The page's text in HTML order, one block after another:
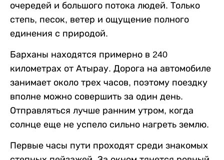
очередей и большого потока людей. Только
степь, песок, ветер и ощущение полного
единения с природой.
Барханы находятся примерно в 240
километрах от Атырау. Дорога на автомобиле
занимает около трех часов, поэтому поездку
вполне можно совершить за один день.
Отправляться лучше ранним утром, когда
солнце еще не успело сильно нагреть землю.
Первые часы пути проходят среди знакомых